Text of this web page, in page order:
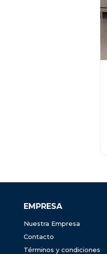
EMPRESA
Nuestra Empresa
Contacto
Términos y condiciones